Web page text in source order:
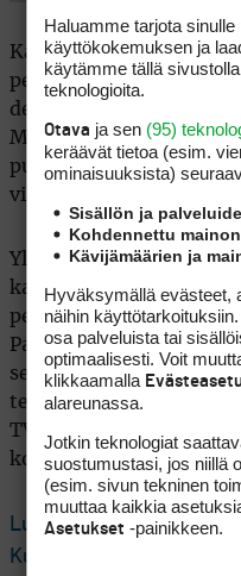
Kaikki tunnustautuvat
perjantai on
debyytti. Kevään
Mikko Ilonen toivoo
puolellaan, vaikka
viime aikoina ole
Yleisö on tervetullut
kannustamaan pelaajia
perjantaina klo 15, VIP-
Parhaita paikkoja
sekä 3. reiän griinin
televisioidaan kattavasti
TV2:ssa. Selostajana on
kommentaattorina
Lue seuraavaksi: Henrik
Kuningas taistelivat
Haluamme tarjota
käyttökokemuksen ja
käytämme tällä
teknologioita.
Otava ja sen (95)
keräävät tietoa (esim.
ominaisuuk­sista)
Sisällön ja
Kohdennettu
Kävijämäärien ja
Hyväksymällä evästeet,
näihin
osa palveluista tai
optimaalisesti. Voit
klikkaamalla
alareunassa.
Jotkin teknologiat
suostumustasi, jos niillä
(esim. sivun tekninen
muuttaa kaikkia
Asetukset -painikkeen.